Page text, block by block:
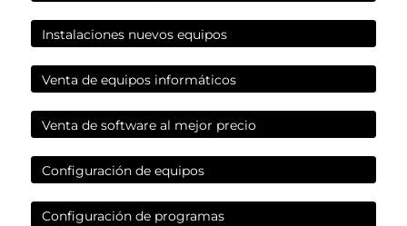
Instalaciones nuevos equipos
Venta de equipos informáticos
Venta de software al mejor precio
Configuración de equipos
Configuración de programas